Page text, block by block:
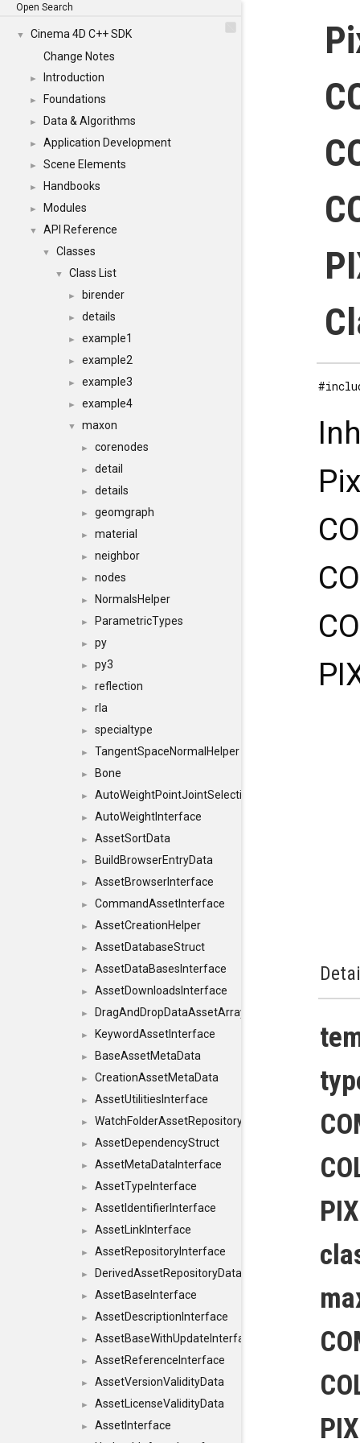
Open Search
▼
Cinema 4D C++ SDK
Change Notes
► Introduction
► Foundations
► Data & Algorithms
► Application Development
► Scene Elements
► Handbooks
► Modules
▼ API Reference
▼ Classes
▼ Class List
► birender
► details
► example1
► example2
► example3
► example4
▼ maxon
► corenodes
► detail
► details
► geomgraph
► material
► neighbor
► nodes
► NormalsHelper
► ParametricTypes
► py
► py3
► reflection
► rla
► specialtype
► TangentSpaceNormalHelper
► Bone
► AutoWeightPointJointSelections
► AutoWeightInterface
► AssetSortData
► BuildBrowserEntryData
► AssetBrowserInterface
► CommandAssetInterface
► AssetCreationHelper
► AssetDatabaseStruct
► AssetDataBasesInterface
► AssetDownloadsInterface
► DragAndDropDataAssetArray
► KeywordAssetInterface
► BaseAssetMetaData
► CreationAssetMetaData
► AssetUtilitiesInterface
► WatchFolderAssetRepositoryInterface
► AssetDependencyStruct
► AssetMetaDataInterface
► AssetTypeInterface
► AssetIdentifierInterface
► AssetLinkInterface
► AssetRepositoryInterface
► DerivedAssetRepositoryDataInterface
► AssetBaseInterface
► AssetDescriptionInterface
► AssetBaseWithUpdateInterface
► AssetReferenceInterface
► AssetVersionValidityData
► AssetLicenseValidityData
►
AssetInterface